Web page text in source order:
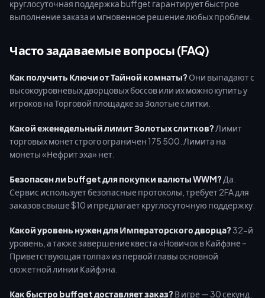
круглосуточная поддержка buffget гарантирует быстрое
выполнение заказа и мгновенное решение любых проблем.
Часто задаваемые вопросы (FAQ)
Как получить Ключи от Тайной комнаты? Они выпадают с
высокоуровневых дворцовых боссов или их можно купить у
игроков на Торговой площадке за Золотые слитки.
Какой еженедельный лимит Золотых слитков? Лимит
торговых монет строго ограничен 175 500. Лимита на
монеты «Нефрит эха» нет.
Безопасен ли buffget для покупки валюты WWM? Да.
Сервис использует безопасные протоколы, требует 2FA для
заказов свыше $10 и предлагает круглосуточную поддержку.
Какой уровень нужен для Императорского дворца?32-й
уровень, а также завершение квеста «Новичок в Кайфэне –
Приветствующая толпа» из первой главы основной
сюжетной линии Кайфэна.
Как быстро buffget доставляет заказ? В игре — 30 секунд,